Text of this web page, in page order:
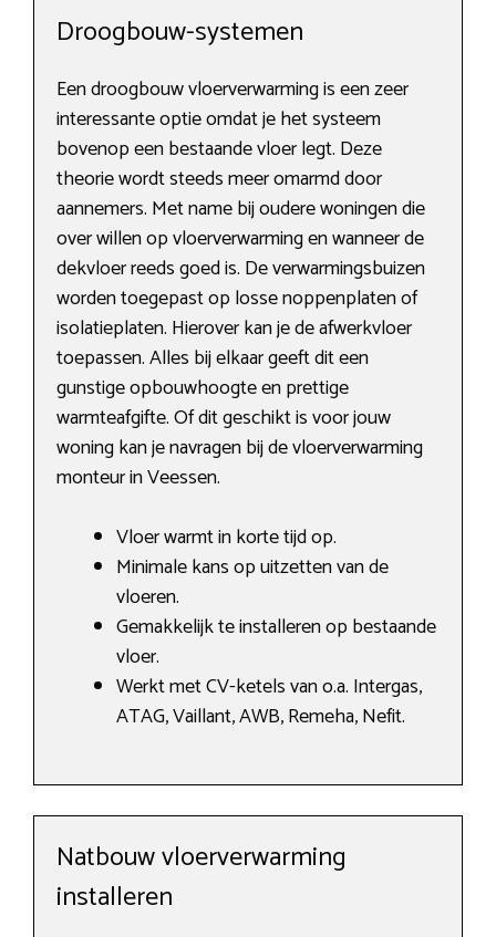
Droogbouw-systemen
Een droogbouw vloerverwarming is een zeer
interessante optie omdat je het systeem
bovenop een bestaande vloer legt. Deze
theorie wordt steeds meer omarmd door
aannemers. Met name bij oudere woningen die
over willen op vloerverwarming en wanneer de
dekvloer reeds goed is. De verwarmingsbuizen
worden toegepast op losse noppenplaten of
isolatieplaten. Hierover kan je de afwerkvloer
toepassen. Alles bij elkaar geeft dit een
gunstige opbouwhoogte en prettige
warmteafgifte. Of dit geschikt is voor jouw
woning kan je navragen bij de vloerverwarming
monteur in Veessen.
Vloer warmt in korte tijd op.
Minimale kans op uitzetten van de
vloeren.
Gemakkelijk te installeren op bestaande
vloer.
Werkt met CV-ketels van o.a. Intergas,
ATAG, Vaillant, AWB, Remeha, Nefit.
Natbouw vloerverwarming
installeren